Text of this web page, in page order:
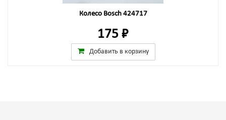
Колесо Bosch 424717
175 ₽
Добавить в корзину